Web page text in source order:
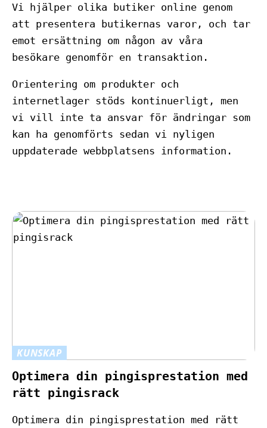
Vi hjälper olika butiker online genom
att presentera butikernas varor, och tar
emot ersättning om någon av våra
besökare genomför en transaktion.
Orientering om produkter och
internetlager stöds kontinuerligt, men
vi vill inte ta ansvar för ändringar som
kan ha genomförts sedan vi nyligen
uppdaterade webbplatsens information.
KUNSKAP
Optimera din pingisprestation med
rätt pingisrack
Optimera din pingisprestation med rätt